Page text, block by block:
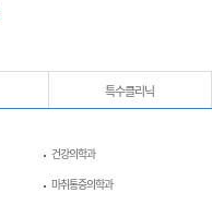
특수클리닉
건강의학과
마취통증의학과